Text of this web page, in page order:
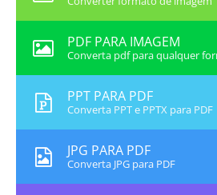
PDF PARA IMAGEM
Converta pdf para qualquer
PPT PARA PDF
Converta PPT e PPTX para PDF
JPG PARA PDF
Converta JPG para PDF